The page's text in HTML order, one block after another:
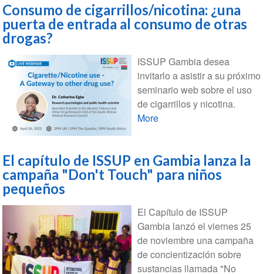
Consumo de cigarrillos/nicotina: ¿una
puerta de entrada al consumo de otras
drogas?
ISSUP Gambia desea
invitarlo a asistir a su próximo
seminario web sobre el uso
de cigarrillos y nicotina.
More
El capítulo de ISSUP en Gambia lanza la
campaña "Don't Touch" para niños
pequeños
El Capítulo de ISSUP
Gambia lanzó el viernes 25
de noviembre una campaña
de concientización sobre
sustancias llamada "No